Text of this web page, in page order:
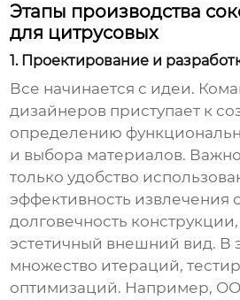
Этапы производства
для цитрусовых
1. Проектирование и
Все начинается с идеи.
дизайнеров приступает к
определению
и выбора материалов.
только удобство
эффективность извлечения
долговечность
эстетичный внешний вид. В
множество итераций,
оптимизаций. Например,